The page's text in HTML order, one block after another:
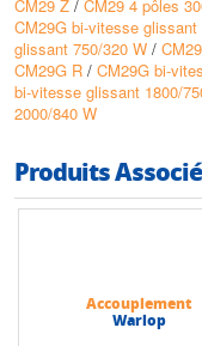
-30°C à +60°C pour une
• Carter monobloc en
permettant un excellent
• Large choix de versions
(glissant, Dahlander,
• Protection IP 55 et
• Montage simplifié sur
entraxes normalisés des
semi fermées et
• Rotor en cage
CM29 Z / CM29 4 pôles
CM29G bi-vitesse glissant
glissant 750/320 W /
CM29G R / CM29G bi-
bi-vitesse glissant 1800/
2000/840 W
Produits
Accouplement
Warlop